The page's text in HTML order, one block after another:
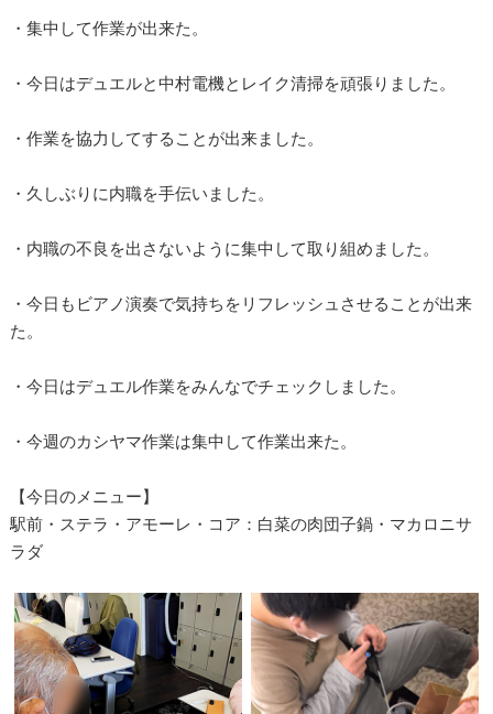
・集中して作業が出来た。
・今日はデュエルと中村電機とレイク清掃を頑張りました。
・作業を協力してすることが出来ました。
・久しぶりに内職を手伝いました。
・内職の不良を出さないように集中して取り組めました。
・今日もビアノ演奏で気持ちをリフレッシュさせることが出来
た。
・今日はデュエル作業をみんなでチェックしました。
・今週のカシヤマ作業は集中して作業出来た。
【今日のメニュー】
駅前・ステラ・アモーレ・コア：白菜の肉団子鍋・マカロニサ
ラダ